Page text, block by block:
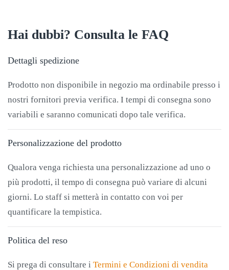
Hai dubbi? Consulta le FAQ
Dettagli spedizione
Prodotto non disponibile in negozio ma ordinabile presso i
nostri fornitori previa verifica. I tempi di consegna sono
variabili e saranno comunicati dopo tale verifica.
Personalizzazione del prodotto
Qualora venga richiesta una personalizzazione ad uno o
più prodotti, il tempo di consegna può variare di alcuni
giorni. Lo staff si metterà in contatto con voi per
quantificare la tempistica.
Politica del reso
Si prega di consultare i Termini e Condizioni di vendita